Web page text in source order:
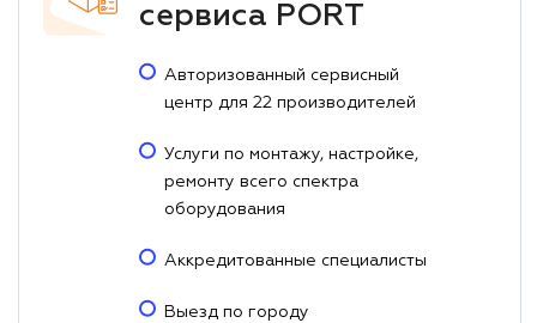
сервиса PORT
Авторизованный сервисный
центр для 22 производителей
Услуги по монтажу, настройке,
ремонту всего спектра
оборудования
Аккредитованные специалисты
Выезд по городу